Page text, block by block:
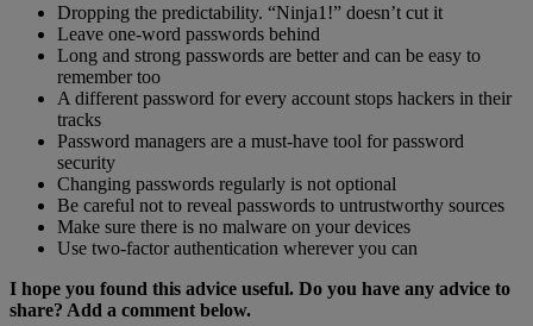
Dropping the predictability. “Ninja1!” doesn’t cut it
Leave one-word passwords behind
Long and strong passwords are better and can be easy to
remember too
A different password for every account stops hackers in their
tracks
Password managers are a must-have tool for password
security
Changing passwords regularly is not optional
Be careful not to reveal passwords to untrustworthy sources
Make sure there is no malware on your devices
Use two-factor authentication wherever you can
I hope you found this advice useful. Do you have any advice to
share? Add a comment below.